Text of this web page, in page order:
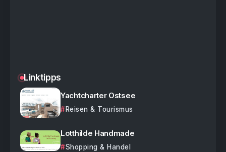
Linktipps
Yachtcharter Ostsee
Reisen & Tourismus
Lotthilde Handmade
Shopping & Handel